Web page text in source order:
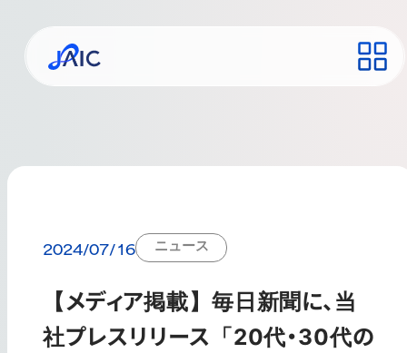
2024/07/16 ニュース
【メディア掲載】毎日新聞に、当
社プレスリリース「20代・30代の